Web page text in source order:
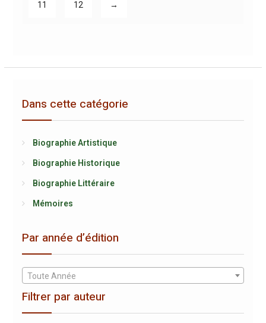
11 12 →
Dans cette catégorie
Biographie Artistique
Biographie Historique
Biographie Littéraire
Mémoires
Par année d’édition
Toute Année
Filtrer par auteur